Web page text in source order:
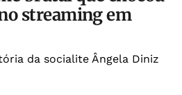
streaming em
da socialite Ângela Diniz